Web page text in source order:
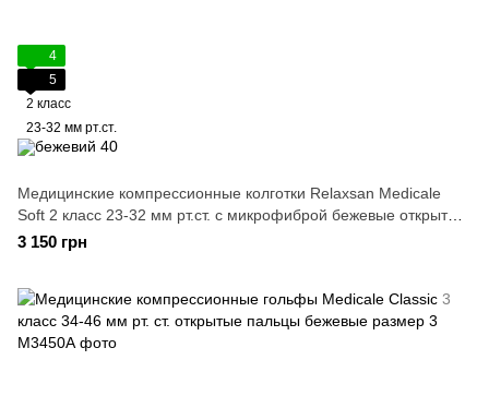
4
5
2 класс
23-32 мм рт.ст.
Медицинские компрессионные колготки Relaxsan Medicale
Soft 2 класс 23-32 мм рт.ст. с микрофиброй бежевые открытые
пальцы размер 2
3 150 грн